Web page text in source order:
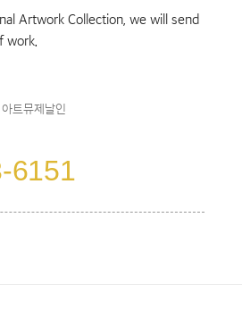
Artwork Collection, we will send
work.
트뮤제날인
6151